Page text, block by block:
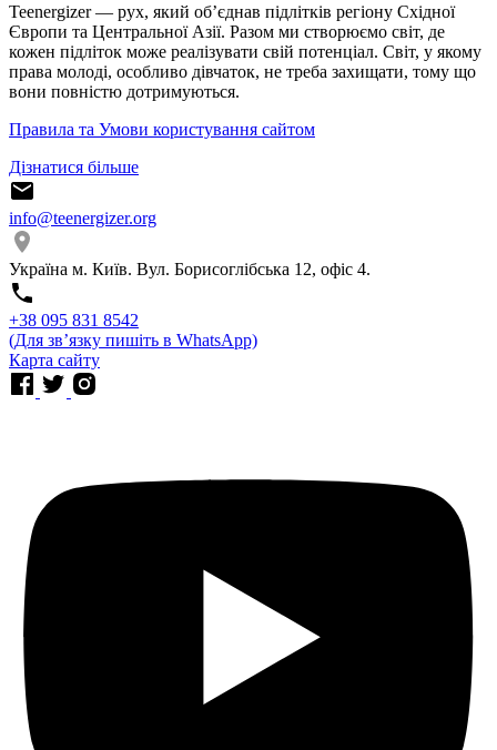
Teenergizer — рух, який об’єднав підлітків регіону Східної
Європи та Центральної Азії. Разом ми створюємо світ, де
кожен підліток може реалізувати свій потенціал. Світ, у якому
права молоді, особливо дівчаток, не треба захищати, тому що
вони повністю дотримуються.
Правила та Умови користування сайтом
Дізнатися більше
info@teenergizer.org
Україна м. Київ. Вул. Борисоглібська 12, офіс 4.
⁨+38 095 831 8542⁩
(Для звʼязку пишіть в WhatsApp)
Карта сайту